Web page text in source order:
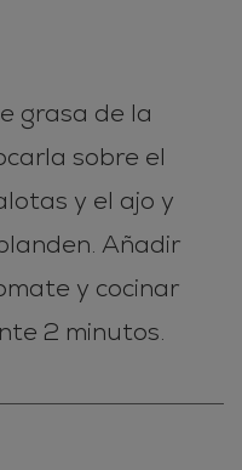
grasa de la
sobre el
y el ajo y
Añadir
y cocinar
2 minutos.